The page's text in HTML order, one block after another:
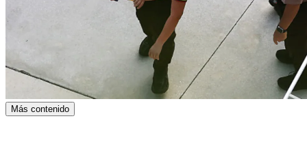
Más contenido